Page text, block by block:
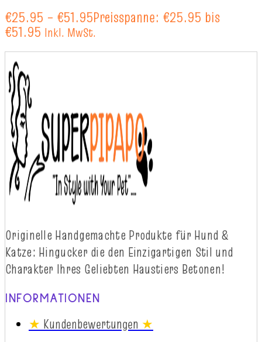
€25.95 – €51.95Preisspanne: €25.95 bis
€51.95 Inkl. MwSt.
Originelle Handgemachte Produkte für Hund &
Katze: Hingucker die den Einzigartigen Stil und
Charakter Ihres Geliebten Haustiers Betonen!
INFORMATIONEN
★ Kundenbewertungen ★